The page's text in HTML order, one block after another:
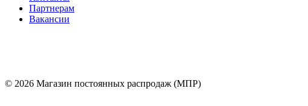
Партнерам
Вакансии
© 2026 Магазин постоянных распродаж (МПР)